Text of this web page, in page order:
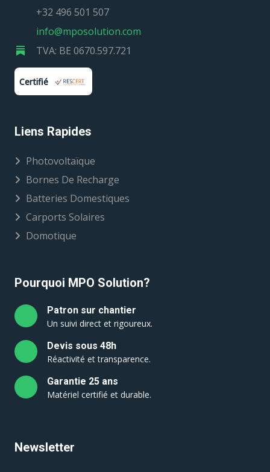
+32 496 501 507
info@mposolution.com
TVA: BE 0670.597.721
Certifié
Liens Rapides
Photovoltaïque
Bornes De Recharge
Batteries Domestiques
Carports Solaires
Domotique
Pourquoi MPO Solution?
Patron sur chantier
Un suivi direct et rigoureux.
Devis sous 48h
Réactivité et transparence.
Garantie 25 ans
Matériel certifié et durable.
Newsletter